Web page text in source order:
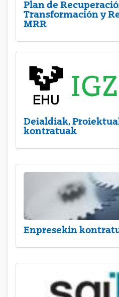
Plan de
Transformación y
MRR
Deialdiak,
kontratuak
Enpresekin